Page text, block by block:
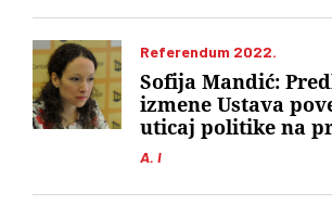
Referendum 2022.
A. I
Sofija Mandić:
izmene Ustava
uticaj politike na